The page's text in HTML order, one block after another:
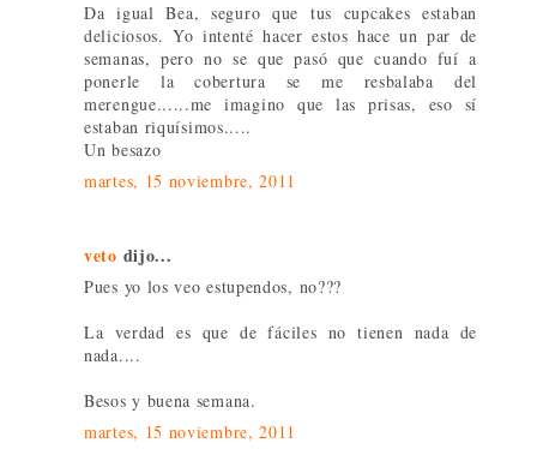
Da igual Bea, seguro que tus cupcakes estaban
deliciosos. Yo intenté hacer estos hace un par de
semanas, pero no se que pasó que cuando fuí a
ponerle la cobertura se me resbalaba del
merengue......me imagino que las prisas, eso sí
estaban riquísimos.....
Un besazo
martes, 15 noviembre, 2011
veto dijo...
Pues yo los veo estupendos, no???
La verdad es que de fáciles no tienen nada de
nada....
Besos y buena semana.
martes, 15 noviembre, 2011